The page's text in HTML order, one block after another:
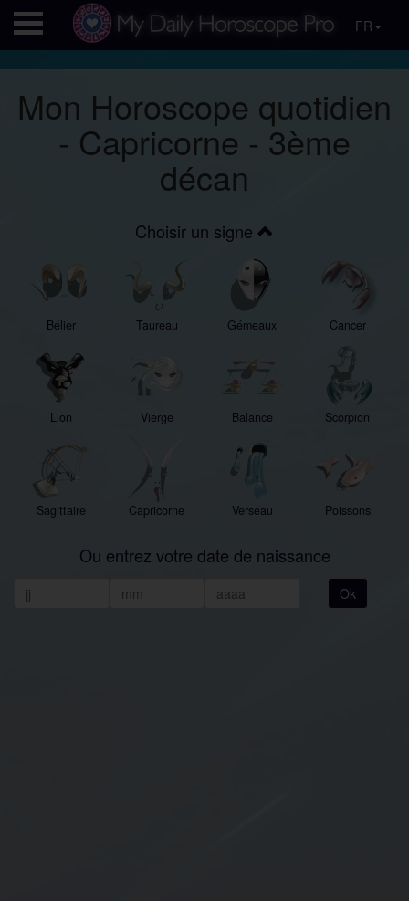
FR
Mon Horoscope quotidien
- Capricorne - 3ème
décan
Choisir un signe
Bélier Taureau Gémeaux Cancer
Lion Vierge Balance Scorpion
Sagittaire Capricorne Verseau Poissons
Ou entrez votre date de naissance
Ok